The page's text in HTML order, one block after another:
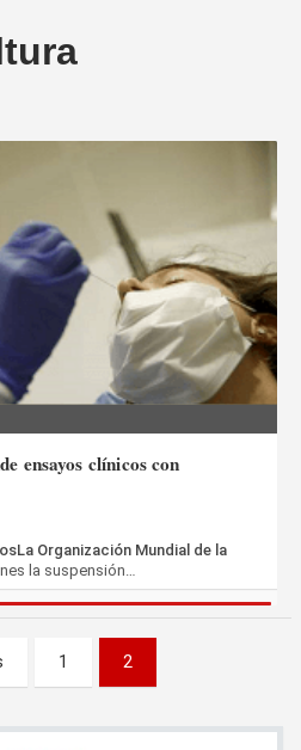
ensayos clínicos con
Organización Mundial de la
la suspensión…
1 2